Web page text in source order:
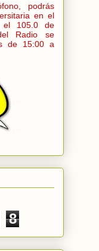
podrás
en el
105.0 de
Radio se
de 15:00 a
8